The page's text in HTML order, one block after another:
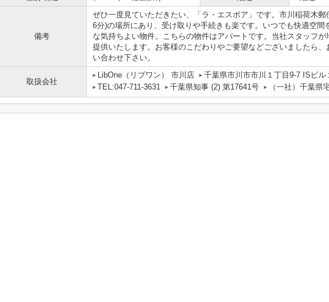
備考
ぜひ一度見ていただきたい、「ラ・エスポア」です。市川稲荷木郵
6分)の場所にあり、受け取りや手続きも楽です。いつでも快適空間
な気持ちよい物件。こちらの物件はアパートです。当社スタッフ
提供いたします。お客様のこだわりやご要望などございましたら、
い合わせ下さい。
取扱会社
LibOne（リブワン） 市川店
千葉県市川市市川１丁目9-7 ISビル
TEL:047-711-3631
千葉県知事 (2) 第17641号 （一社）千葉県